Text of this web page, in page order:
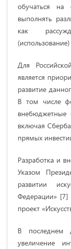
обучаться
выполнять
как
Для
является
развитие
В том числе
внебюджетные
включая
прямых
Разработка и
Указом
развитии
Федерации» [7]
проект
В последнем
увеличение